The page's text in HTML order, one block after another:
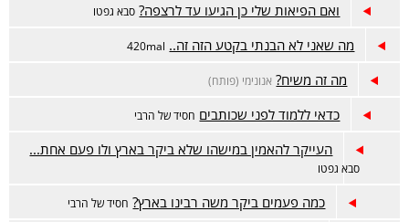
ואם הפיאות שלי כן הגיעו עד לרצפה? סבא גפטו
מה שאני לא הבנתי בקטע הזה זה.. 420mal
מה זה משיח? אנונימי (פותח)
כדאי ללמוד לפני שכותבים חסיד של הרבי
העייקר להאמין במישהו שלא ביקר בארץ ולו פעם אחת...
סבא גפטו
כמה פעמים ביקר משה רבינו בארץ? חסיד של הרבי